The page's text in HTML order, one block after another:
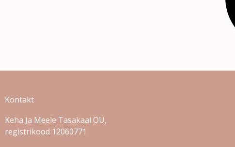
Kontakt
Keha Ja Meele Tasakaal OÜ,
registrikood 12060771